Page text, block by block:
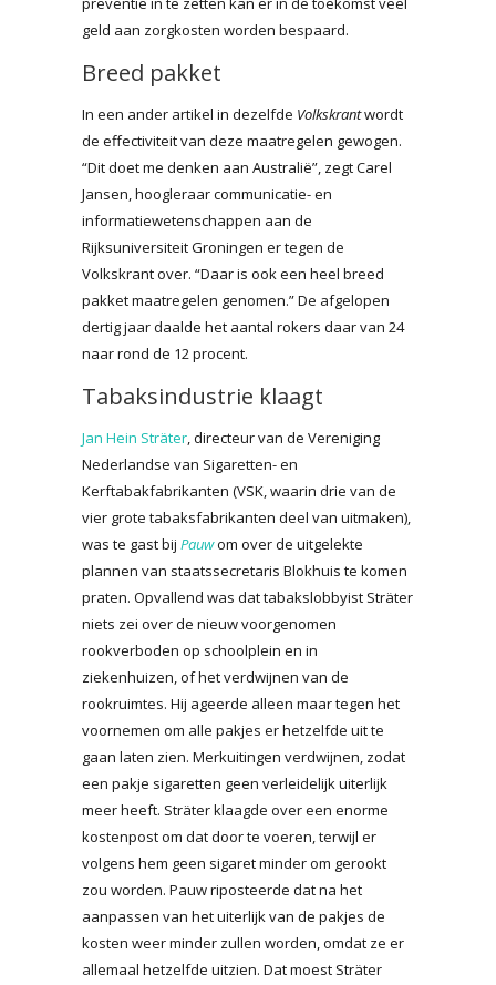
geld aan zorgkosten worden bespaard.
Breed pakket
In een ander artikel in dezelfde Volkskrantwordt
de effectiviteit van deze maatregelen gewogen.
“Dit doet me denken aan Australië”, zegt Carel
Jansen, hoogleraar communicatie- en
informatiewetenschappen aan de
Rijksuniversiteit Groningen er tegen de
Volkskrant over. “Daar is ook een heel breed
pakket maatregelen genomen.” De afgelopen
dertig jaar daalde het aantal rokers daar van 24
naar rond de 12 procent.
Tabaksindustrie klaagt
Jan Hein Sträter, directeur van de Vereniging
Nederlandse van Sigaretten- en
Kerftabakfabrikanten (VSK, waarin drie van de
vier grote tabaksfabrikanten deel van uitmaken),
was te gast bij Pauwom over de uitgelekte
plannen van staatssecretaris Blokhuis te komen
praten. Opvallend was dat tabakslobbyist Sträter
niets zei over de nieuw voorgenomen
rookverboden op schoolplein en in
ziekenhuizen, of het verdwijnen van de
rookruimtes. Hij ageerde alleen maar tegen het
voornemen om alle pakjes er hetzelfde uit te
gaan laten zien. Merkuitingen verdwijnen, zodat
een pakje sigaretten geen verleidelijk uiterlijk
meer heeft. Sträter klaagde over een enorme
kostenpost om dat door te voeren, terwijl er
volgens hem geen sigaret minder om gerookt
zou worden. Pauw riposteerde dat na het
aanpassen van het uiterlijk van de pakjes de
kosten weer minder zullen worden, omdat ze er
allemaal hetzelfde uitzien. Dat moest Sträter